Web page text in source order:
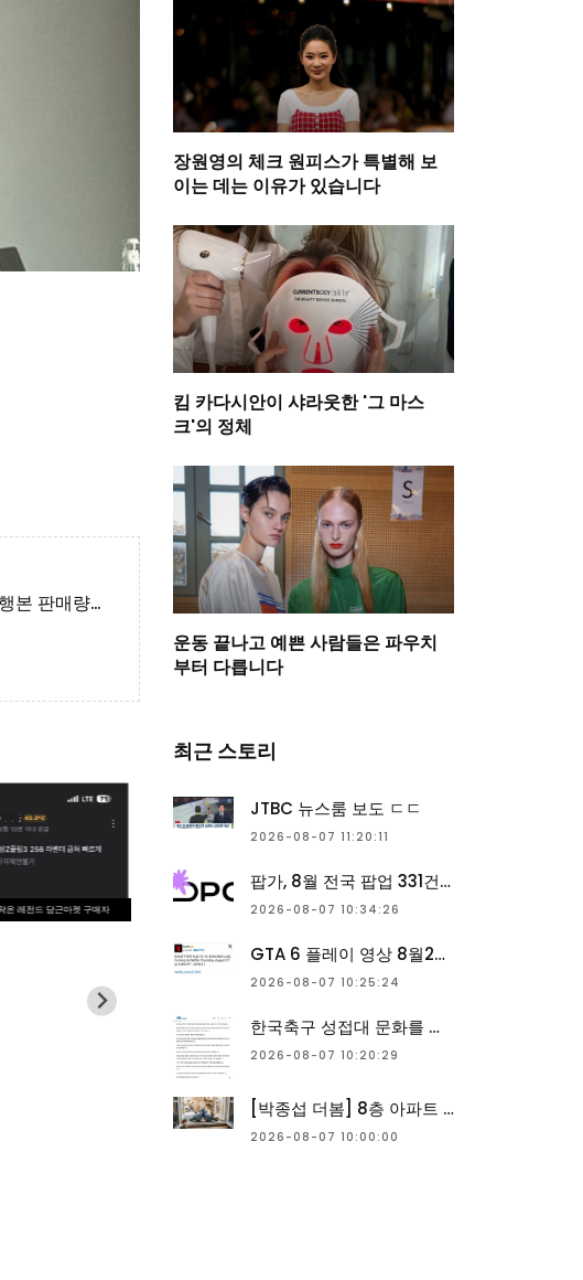
오피셜) 원피스 2025 단행본 판매량 1위
장원영의 체크 원피스가 특별해 보
이는 데는 이유가 있습니다
킴 카다시안이 샤라웃한 '그 마스
크'의 정체
운동 끝나고 예쁜 사람들은 파우치
부터 다릅니다
최근 스토리
JTBC 뉴스룸 보도 ㄷㄷ
2026-08-07 11:20:11
팝가, 8월 전국 팝업 331건 공개
2026-08-07 10:34:26
GTA 6 플레이 영상 8월27일 넷플릭스 독점 공개
2026-08-07 10:25:24
한국축구 성접대 문화를 없애 버린 인물 ㄷㄷ
2026-08-07 10:20:29
[박종섭 더봄] 8층 아파트 둥지 튼 비둘기···아쉬운 작별 까닭은?
2026-08-07 10:00:00